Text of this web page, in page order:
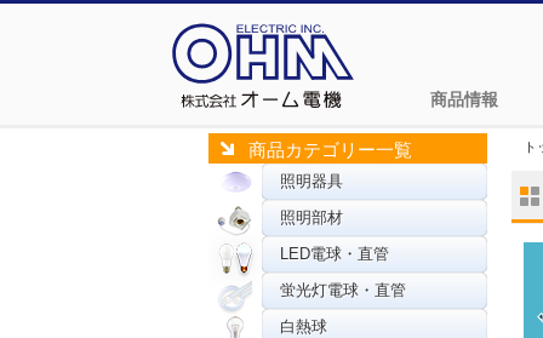
商品情報
商品カテゴリー一覧
照明器具
照明部材
LED電球・直管
蛍光灯電球・直管
白熱球
ト